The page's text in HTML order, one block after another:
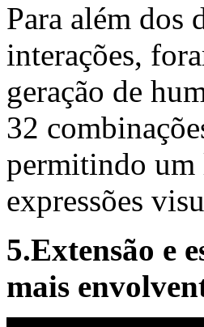
Para além dos
interações,
geração de
32
permitindo um
expressões
5.Extensão e
mais